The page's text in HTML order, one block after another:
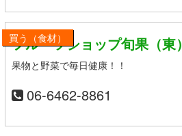
買う（食材）
フルーツショップ旬果（東）
果物と野菜で毎日健康！！
06-6462-8861